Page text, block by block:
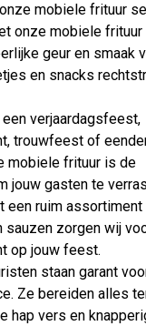
mobiele frituur
onze mobiele frituur
geur en smaak
en snacks
verjaardagsfeest,
trouwfeest of
mobiele frituur is de
jouw gasten te
een ruim assortiment
sauzen zorgen wij
op jouw feest.
staan garant
Ze bereiden alles
hap vers en